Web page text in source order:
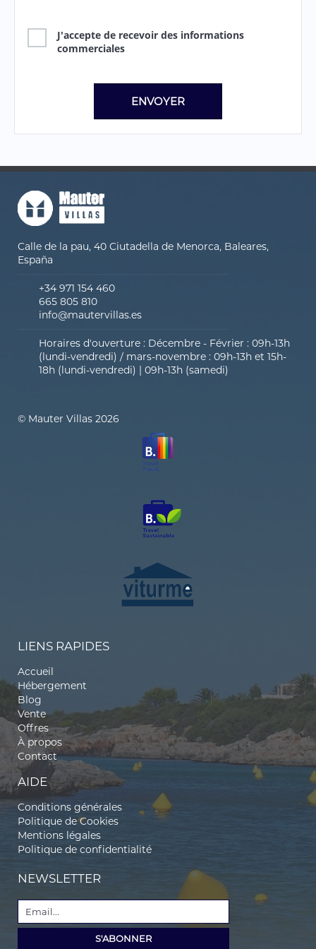
J'accepte de recevoir des informations
commerciales
Calle de la pau, 40 Ciutadella de Menorca, Baleares,
España
+34 971 154 460
665 805 810
info@mautervillas.es
Horaires d'ouverture : Décembre - Février : 09h-13h
(lundi-vendredi) / mars-novembre : 09h-13h et 15h-
18h (lundi-vendredi) | 09h-13h (samedi)
© Mauter Villas 2026
LIENS RAPIDES
Accueil
Hébergement
Blog
Vente
Offres
À propos
Contact
AIDE
Conditions générales
Politique de Cookies
Mentions légales
Politique de confidentialité
NEWSLETTER